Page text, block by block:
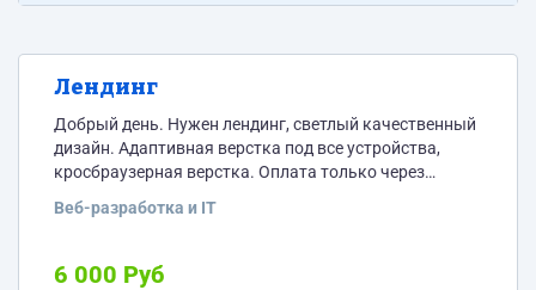
Лендинг
Добрый день. Нужен лендинг, светлый качественный
дизайн. Адаптивная верстка под все устройства,
кросбраузерная верстка. Оплата только через
коммисией за безопасную сделку) CMS вордпрес В
табов.
Веб-разработка и IT
6 000 Руб